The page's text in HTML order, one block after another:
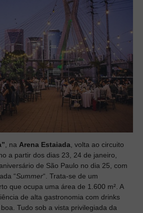
, na Arena Estaiada , volta ao circuito
a partir dos dias 23, 24 de janeiro,
de São Paulo no dia 25, com
“Summer“. Trata-se de um
que ocupa uma área de 1.600 m². A
de alta gastronomia com drinks
Tudo sob a vista privilegiada da